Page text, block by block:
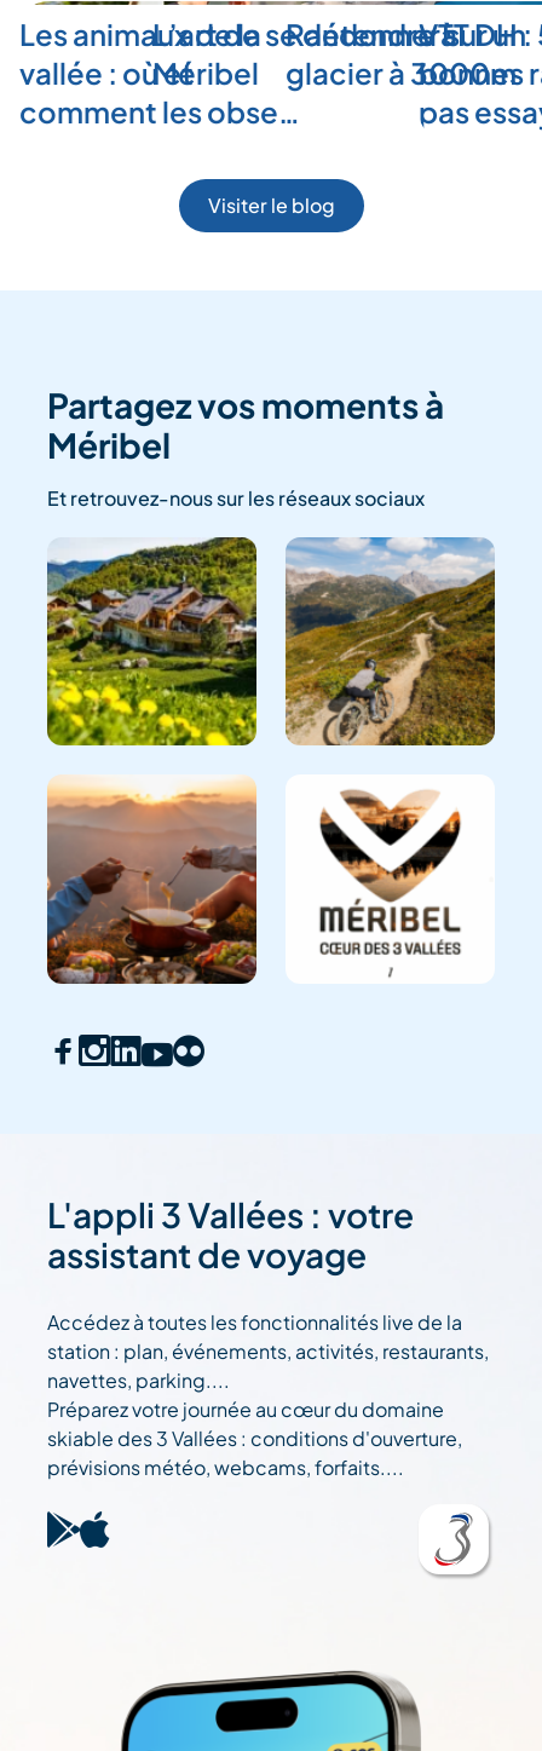
Les animaux de la
vallée : où et
comment les obse…
L’art de se détendre à
Méribel
Randonner sur un
glacier à 3000m
VTT DH
bonnes
pas
Visiter le blog
Partagez vos moments à
Méribel
Et retrouvez-nous sur les réseaux sociaux
L'appli 3 Vallées : votre
assistant de voyage
Accédez à toutes les fonctionnalités live de la
station : plan, événements, activités, restaurants,
navettes, parking....
Préparez votre journée au cœur du domaine
skiable des 3 Vallées : conditions d'ouverture,
prévisions météo, webcams, forfaits....